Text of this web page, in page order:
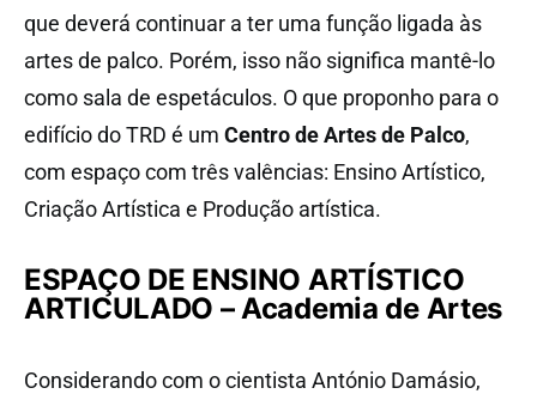
que deverá continuar a ter uma função ligada às
artes de palco. Porém, isso não significa mantê-lo
como sala de espetáculos. O que proponho para o
edifício do TRD é um Centro de Artes de Palco,
com espaço com três valências: Ensino Artístico,
Criação Artística e Produção artística.
ESPAÇO DE ENSINO ARTÍSTICO
ARTICULADO – Academia de Artes
Considerando com o cientista António Damásio,